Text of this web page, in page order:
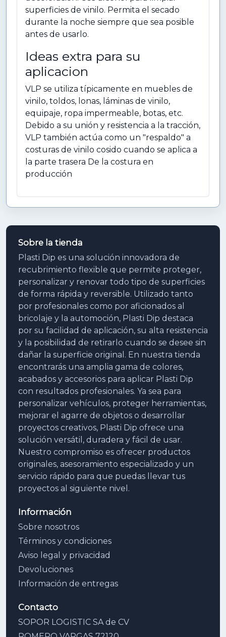
superficies de vinilo. Permita el secado
durante la noche siempre que sea posible
antes de usarlo.
Ideas extra para su
aplicacion
VLP se utiliza típicamente en muebles de
vinilo, toldos, lonas, láminas de vinilo,
equipaje, ropa impermeable, botas, etc.
Debido a su unión y resistencia a la tracción,
VLP también actúa como un "respaldo" a
costuras de vinilo cosido cuando se aplica a
la parte trasera De la costura en
producción
Sobre la tienda
Plasti Dip es una solución innovadora de
recubrimiento flexible que permite proteger,
personalizar y renovar todo tipo de superficies
de forma rápida y reversible. Utilizado tanto
por profesionales como por aficionados al
bricolaje y la automoción, Plasti Dip destaca
por su facilidad de aplicación, su alta resistencia
y la posibilidad de retirarlo cuando se desee sin
dañar la superficie original. En nuestra tienda
encontrarás una amplia gama de colores,
acabados y accesorios para aplicar Plasti Dip
con resultados profesionales. Ya sea para
personalizar vehículos, proteger herramientas,
mejorar el agarre de objetos o desarrollar
proyectos creativos, Plasti Dip ofrece una
solución versátil, duradera y fácil de usar.
Nuestro compromiso es ofrecer productos
originales, asesoramiento especializado y un
servicio rápido para que puedas llevar tus
proyectos al siguiente nivel.
Información
Sobre nosotros
Términos y condiciones
Aviso legal y privacidad
Devoluciones
Información de entregas
Contacto
SOPOR LOGISTIC SA de CV